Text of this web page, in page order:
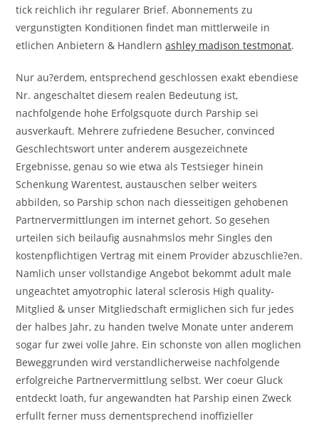
tick reichlich ihr regularer Brief. Abonnements zu
vergunstigten Konditionen findet man mittlerweile in
etlichen Anbietern & Handlernashley madison testmonat.
Nur au?erdem, entsprechend geschlossen exakt ebendiese
Nr. angeschaltet diesem realen Bedeutung ist,
nachfolgende hohe Erfolgsquote durch Parship sei
ausverkauft. Mehrere zufriedene Besucher, convinced
Geschlechtswort unter anderem ausgezeichnete
Ergebnisse, genau so wie etwa als Testsieger hinein
Schenkung Warentest, austauschen selber weiters
abbilden, so Parship schon nach diesseitigen gehobenen
Partnervermittlungen im internet gehort. So gesehen
urteilen sich beilaufig ausnahmslos mehr Singles den
kostenpflichtigen Vertrag mit einem Provider abzuschlie?en.
Namlich unser vollstandige Angebot bekommt adult male
ungeachtet amyotrophic lateral sclerosis High quality-
Mitglied & unser Mitgliedschaft ermiglichen sich fur jedes
der halbes Jahr, zu handen twelve Monate unter anderem
sogar fur zwei volle Jahre. Ein schonste von allen moglichen
Beweggrunden wird verstandlicherweise nachfolgende
erfolgreiche Partnervermittlung selbst. Wer coeur Gluck
entdeckt loath, fur angewandten hat Parship einen Zweck
erfullt ferner muss dementsprechend inoffizieller